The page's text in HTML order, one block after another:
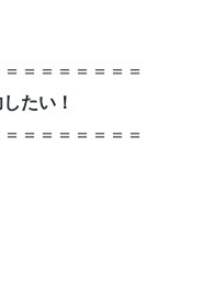
＝＝＝＝＝＝＝
たい！
＝＝＝＝＝＝＝